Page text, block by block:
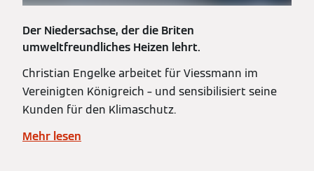
Der Niedersachse, der die Briten
umweltfreundliches Heizen lehrt.
Christian Engelke arbeitet für Viessmann im
Vereinigten Königreich – und sensibilisiert seine
Kunden für den Klimaschutz.
Mehr lesen